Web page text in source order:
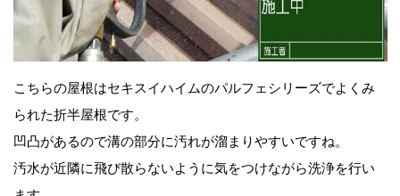
こちらの屋根はセキスイハイムのパルフェシリーズでよくみ
られた折半屋根です。
凹凸があるので溝の部分に汚れが溜まりやすいですね。
汚水が近隣に飛び散らないように気をつけながら洗浄を行い